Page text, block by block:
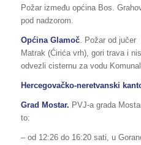
Požar između općina Bos.
pod nadzorom.
Općina Glamoč. Požar od jučer
Matrak (Ćirića vrh), gori trava i
odvezli cisternu za vodu
Hercegovačko-neretvanski
Grad Mostar. PVJ-a grada
to:
– od 12:26 do 16:20 sati, u